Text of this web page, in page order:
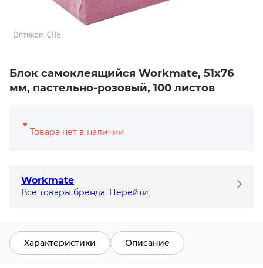
Блок самоклеящийся Workmate, 51х76
мм, пастельно-розовый, 100 листов
Товара нет в наличии
Workmate
Все товары бренда. Перейти
Характеристики Описание